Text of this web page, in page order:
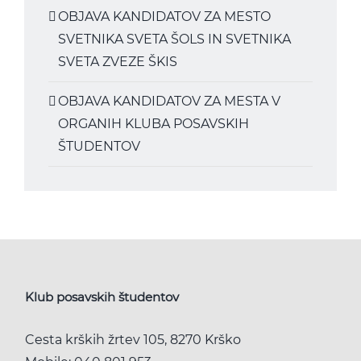
OBJAVA KANDIDATOV ZA MESTO
SVETNIKA SVETA ŠOLS IN SVETNIKA
SVETA ZVEZE ŠKIS
OBJAVA KANDIDATOV ZA MESTA V
ORGANIH KLUBA POSAVSKIH
ŠTUDENTOV
Klub posavskih študentov
Cesta krških žrtev 105, 8270 Krško